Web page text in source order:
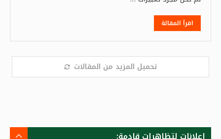
اقرأ المقالة
تحميل المزيد من المقالات